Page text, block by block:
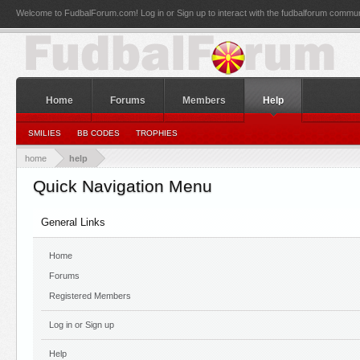
Welcome to FudbalForum.com! Log in or Sign up to interact with the fudbalforum
home help
Quick Navigation Menu
General Links
Home
Forums
Registered Members
Log in or Sign up
Help
Home Forums Members Help
SMILIES BB CODES TROPHIES